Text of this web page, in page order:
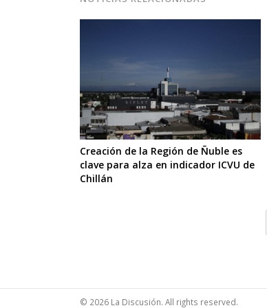
Creación de la Región de Ñuble es
clave para alza en indicador ICVU de
Chillán
© 2026 La Discusión. All rights reserved.